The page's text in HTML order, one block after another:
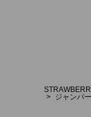
ジャンパ